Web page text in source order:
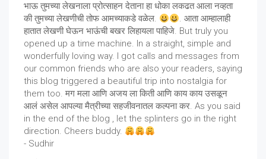
भाऊ तुमच्या लेखनाला प्रोत्साहन देताना हा धोका लकढत आला नव्हता
की तुमच्या लेखणीची तोफ आमच्याकडे वळेल.
. आता आम्हालाही
हातात लेखणी घेऊन भाऊंची बखर लिहायला पाहिजे. But truly you
opened up a time machine. In a straight, simple and
wonderfully loving way. I got calls and messages from
our common friends who are also your readers, saying
this blog triggered a beautiful trip into nostalgia for
them too. मग मला आणि अजय ला किती आणि काय काय उसळून
आलं असेल आपल्या मैत्रीच्या सहजीवनातल कल्पना कर. As you said
in the end of the blog , let the splinters go in the right
direction. Cheers buddy.
- Sudhir